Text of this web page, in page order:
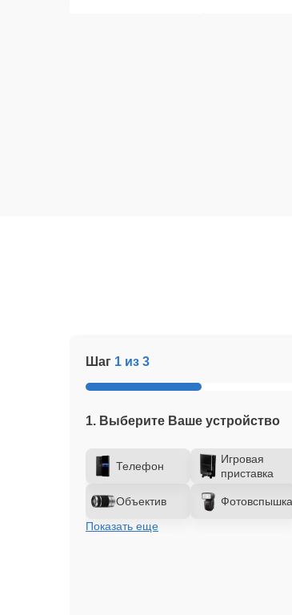
Шаг 1 из 3
1. Выберите Ваше устройство
Телефон
Игровая
приставка
Объектив Фотовспышка
Показать еще